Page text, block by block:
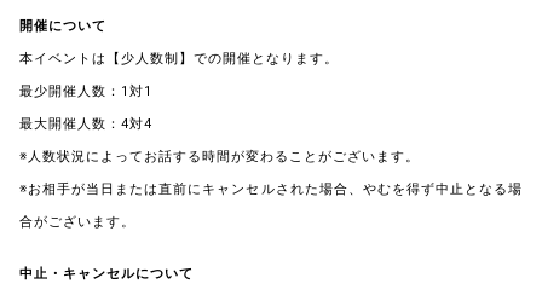
開催について
本イベントは【少人数制】での開催となります。
最少開催人数：1対1
最大開催人数：4対4
※人数状況によってお話する時間が変わることがございます。
※お相手が当日または直前にキャンセルされた場合、やむを得ず中止となる場
合がございます。
中止・キャンセルについて